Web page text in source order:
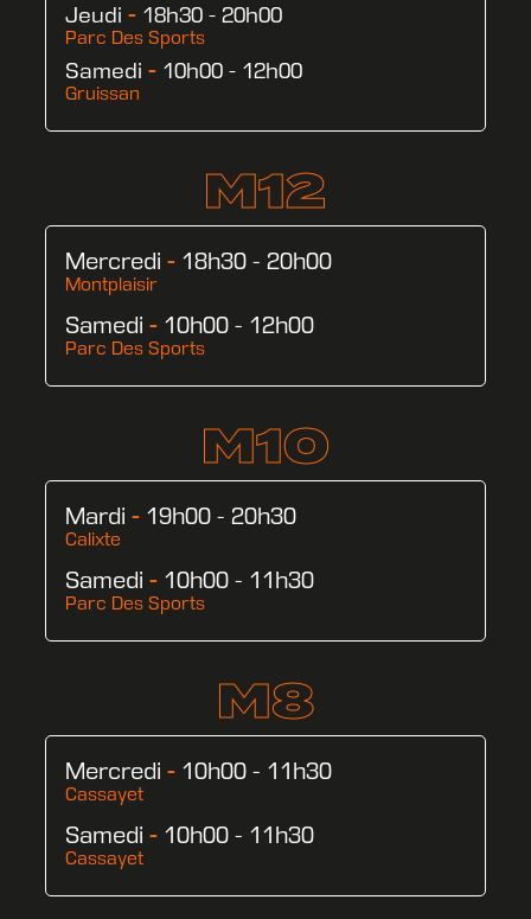
Jeudi - 18h30 - 20h00
Parc Des Sports
Samedi - 10h00 - 12h00
Gruissan
M12
Mercredi - 18h30 - 20h00
Montplaisir
Samedi - 10h00 - 12h00
Parc Des Sports
M10
Mardi - 19h00 - 20h30
Calixte
Samedi - 10h00 - 11h30
Parc Des Sports
M8
Mercredi - 10h00 - 11h30
Cassayet
Samedi - 10h00 - 11h30
Cassayet